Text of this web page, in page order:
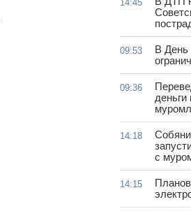
14:45
09:53
В День
09:36
деньги
14:18
с
14:15